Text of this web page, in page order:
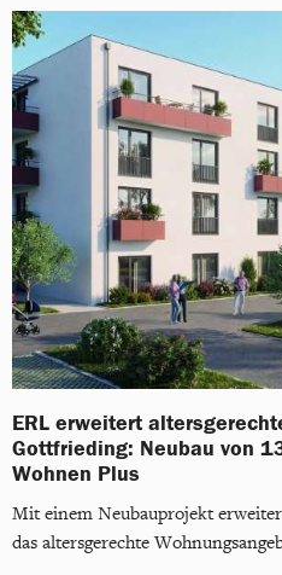
ERL erweitert
Gottfrieding: Neubau von
Wohnen Plus
Mit einem Neubauprojekt
das altersgerechte